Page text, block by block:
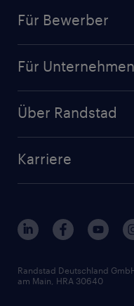
Für Bewerber
Initiativbewerbung
Randstad Akademie
Für Unternehmen
Branchen
Über Randstad
Interne Karriere
FAQ - Bewerber /
Zertifikate und
Karriere
Berufsprofile
Gehaltsthemen
Bewerbungsratgeber
Randstad Deutschland
am Main, HRA 30640